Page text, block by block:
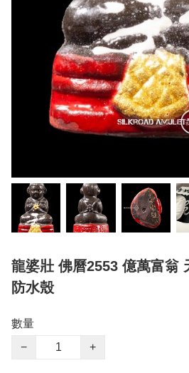
龍婆壯 佛曆2553 億萬富翁
防水殼
數量
−
+